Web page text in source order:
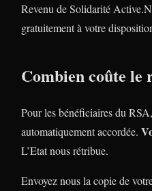
Revenu de Solidarité
gratuitement à votre
Combien coûte le
Pour les bénéficiaires du
automatiquement accordée.
L’Etat nous rétribue.
Envoyez nous la copie de